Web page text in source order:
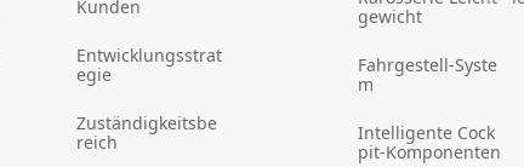
Kunden
Entwicklungsstrat
egie
Zuständigkeitsbe
reich
gewicht
Fahrgestell-Syste
m
Intelligente Cock
pit-Komponenten